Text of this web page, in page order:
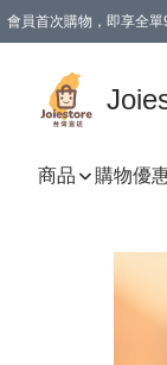
會員首次購物，即享全單
商品 購物優